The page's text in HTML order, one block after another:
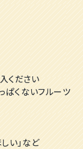
ください
ぱくないフルーツ
い」など